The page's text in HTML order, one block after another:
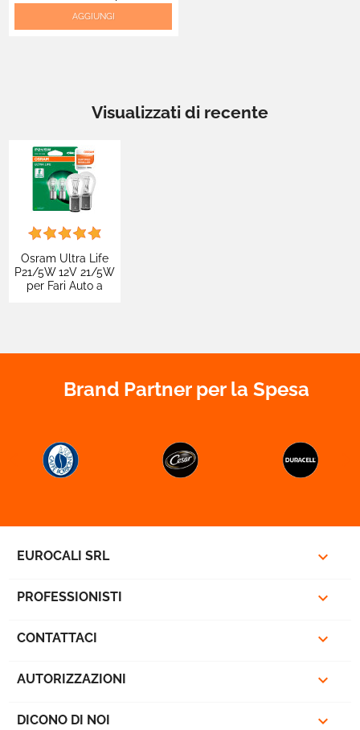
AGGIUNGI
Visualizzati di recente
Osram Ultra Life
P21/5W 12V 21/5W
per Fari Auto a
Brand Partner per la Spesa
EUROCALI SRL 
PROFESSIONISTI 
CONTATTACI 
AUTORIZZAZIONI 
DICONO DI NOI 